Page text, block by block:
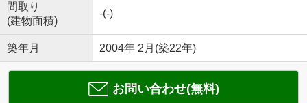
間取り
(建物面積)
-(-)
築年月 2004年 2月(築22年)
お問い合わせ(無料)